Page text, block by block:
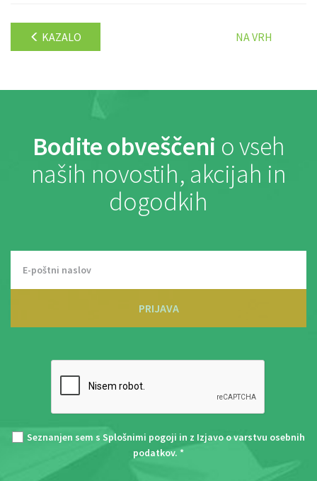
KAZALO NA VRH
Bodite obveščeni o vseh
naših novostih, akcijah in
dogodkih
PRIJAVA
Seznanjen sem s Splošnimi pogoji in z Izjavo o varstvu osebnih
podatkov. *